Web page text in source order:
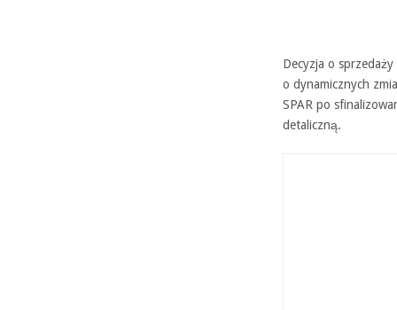
Decyzja o
o dynamicznych
SPAR po
detaliczną.